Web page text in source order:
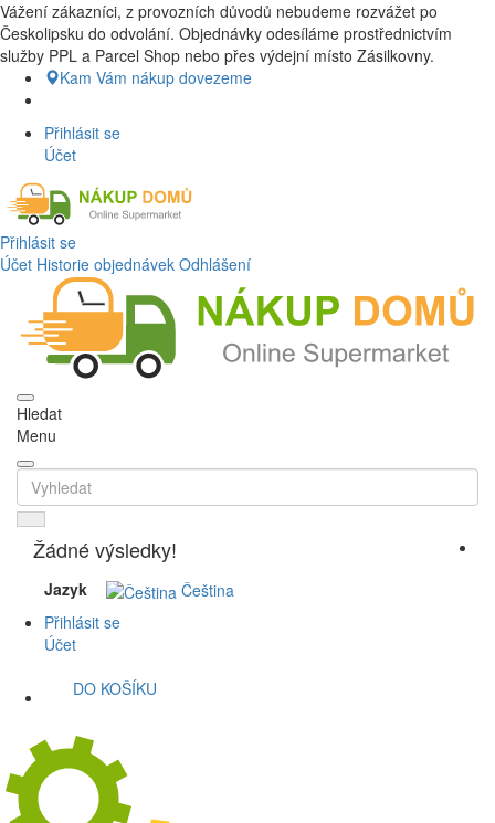
Nákup Potraviny domů, Nákup potraviny online, Čerstvé potraviny
dovezeme až k vašim dveřím. Česká lípa a okolí doprava zdarma.
Nakupdomu.cz
Vážení zákazníci, z provozních důvodů nebudeme rozvážet po
Českolipsku do odvolání. Objednávky odesíláme prostřednictvím
služby PPL a Parcel Shop nebo přes výdejní místo Zásilkovny.
Kam Vám nákup dovezeme
Přihlásit se
Účet
Přihlásit se
Účet Historie objednávek Odhlášení
Hledat
Menu
Žádné výsledky!
Jazyk
Čeština
Přihlásit se
Účet
DO KOŠÍKU